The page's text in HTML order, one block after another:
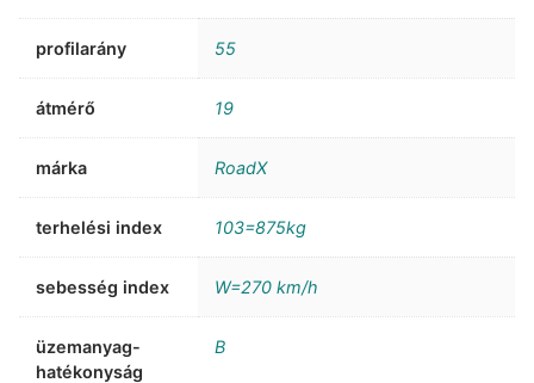
profilarány 55
átmérő 19
márka RoadX
terhelési index 103=875kg
sebesség index W=270 km/h
üzemanyag-
hatékonyság
B